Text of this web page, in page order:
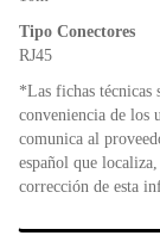
Tipo Conectores
RJ45
*Las fichas técnicas
conveniencia de los
comunica al
español que
corrección de esta